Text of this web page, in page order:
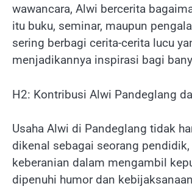
wawancara, Alwi bercerita
itu buku, seminar, maupun
sering berbagi cerita-cerita lucu
menjadikannya inspirasi bagi
H2: Kontribusi Alwi Pandeglang
Usaha Alwi di Pandeglang tidak
dikenal sebagai seorang
keberanian dalam mengambil
dipenuhi humor dan